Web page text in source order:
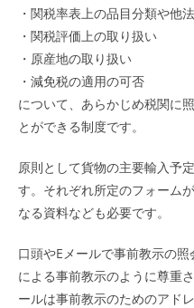
・関税率表上の品目分類や他
・関税評価上の取り扱い
・原産地の取り扱い
・減免税の適用の可否
について、あらかじめ税関に
とができる制度です。
原則として貨物の主要輸入予
す。それぞれ所定のフォーム
なる資料なども必要です。
口頭やEメールで事前教示の
による事前教示のように尊重
ールは事前教示のためのアド